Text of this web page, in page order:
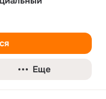
Еще